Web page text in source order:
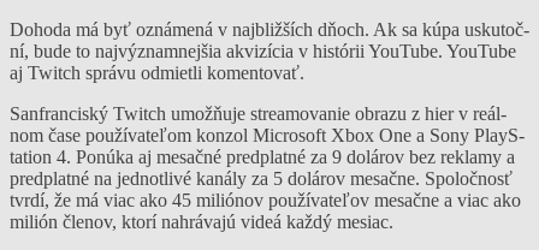
Do­ho­da má byť ozná­me­ná v naj­bliž­ších dňoch. Ak sa kú­pa us­ku­toč­
ní, bu­de to naj­výz­nam­nej­šia ak­vi­zí­cia v his­tó­rii YouTu­be. YouTu­be
aj Twitch sprá­vu od­miet­li ko­men­to­vať.
San­fran­cis­ký Twitch umož­ňu­je strea­mo­va­nie ob­ra­zu z hier v reál­
nom ča­se pou­ží­va­te­ľom kon­zol Mic­ro­soft Xbox One a So­ny PlayS­
ta­tion 4. Po­nú­ka aj me­sač­né pred­plat­né za 9 do­lá­rov bez rek­la­my a
pred­plat­né na jed­not­li­vé ka­ná­ly za 5 do­lá­rov me­sač­ne. Spo­loč­nosť
tvr­dí, že má viac ako 45 mi­lió­nov pou­ží­va­te­ľov me­sač­ne a viac ako
mi­lión čle­nov, kto­rí nah­rá­va­jú vi­deá kaž­dý me­siac.